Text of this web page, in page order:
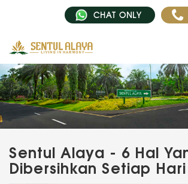
CHAT ONLY
Sentul Alaya - 6 Hal
Dibersihkan Setiap